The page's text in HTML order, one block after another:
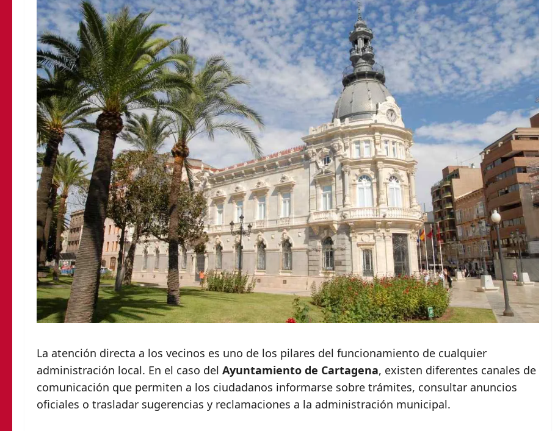
La atención directa a los vecinos es uno de los pilares del funcionamiento de cualquier
administración local. En el caso del Ayuntamiento de Cartagena, existen diferentes canales de
comunicación que permiten a los ciudadanos informarse sobre trámites, consultar anuncios
oficiales o trasladar sugerencias y reclamaciones a la administración municipal.